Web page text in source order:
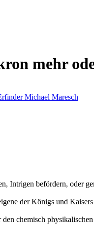
mehr
Michael Maresch
Intrigen befördern, oder
der Königs und
chemisch